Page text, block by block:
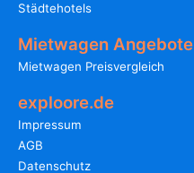
Städtehotels
Mietwagen Angebote
Mietwagen Preisvergleich
exploore.de
Impressum
AGB
Datenschutz